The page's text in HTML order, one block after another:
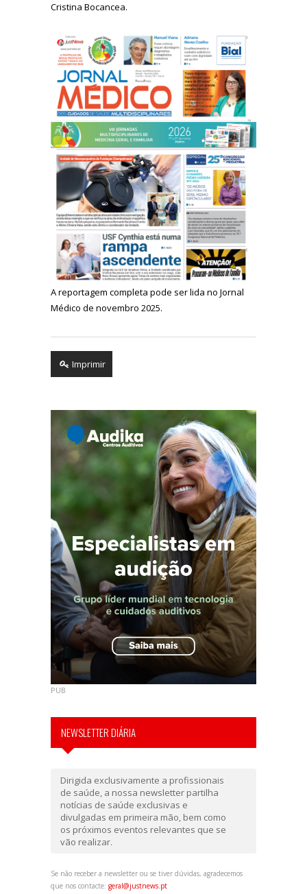
Cristina Bocancea.
A reportagem completa pode ser lida no Jornal
Médico de novembro 2025.
Imprimir
PUB
NEWSLETTER DIÁRIA
Dirigida exclusivamente a profissionais
de saúde, a nossa newsletter partilha
notícias de saúde exclusivas e
divulgadas em primeira mão, bem como
os próximos eventos relevantes que se
vão realizar.
Se não receber a newsletter ou se tiver dúvidas, agradecemos
que nos contacte: geral@justnews.pt